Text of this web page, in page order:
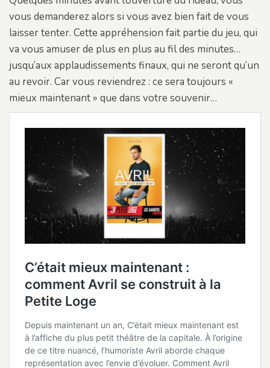
vous demanderez alors si vous avez bien fait de vous
laisser tenter. Cette appréhension fait partie du jeu, qui
va vous amuser de plus en plus au fil des minutes…
jusqu’aux applaudissements finaux, qui ne seront qu’un
au revoir. Car vous reviendrez : ce sera toujours «
mieux maintenant » que dans votre souvenir…